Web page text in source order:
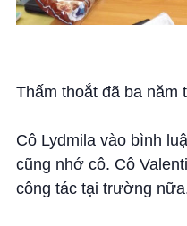
Thấm thoắt đã ba năm
Cô Lydmila vào bình
cũng nhớ cô. Cô
công tác tại trường